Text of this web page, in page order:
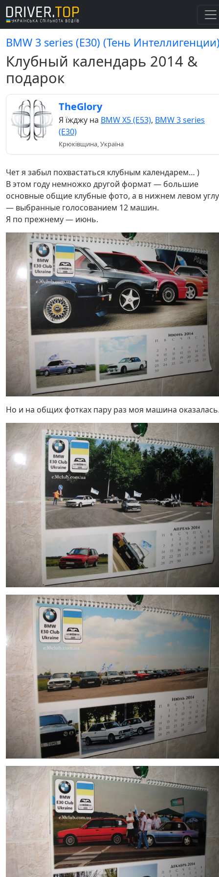
BMW 3 series (E30) (Тень
Клубный календарь 2014 &
подарок
TheGlory
Я їжджу на BMW X5 (E53), BMW 3 series
(E30)
Крюківщина, Україна
Чет я забыл похвастаться клубным календарем… )
В этом году немножко другой формат — большие
основные общие клубные фото, а в нижнем левом углу
— выбранные голосованием 12 машин.
Я по прежнему — июнь.
Но и на общих фотках пару раз моя машина